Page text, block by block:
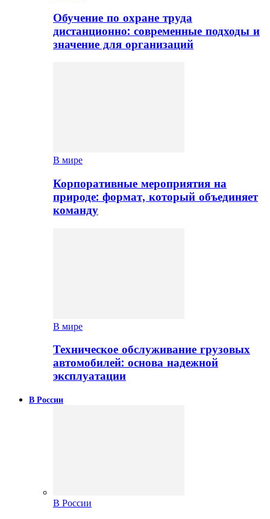
Обучение по охране труда
дистанционно: современные подходы и
значение для организаций
В мире
Корпоративные мероприятия на
природе: формат, который объединяет
команду
В мире
Техническое обслуживание грузовых
автомобилей: основа надежной
эксплуатации
В России
В России